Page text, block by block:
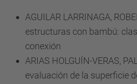
AGUILAR LARRINAGA,
estructuras con bambú:
conexión
ARIAS HOLGUÍN-VERAS,
evaluación de la superficie